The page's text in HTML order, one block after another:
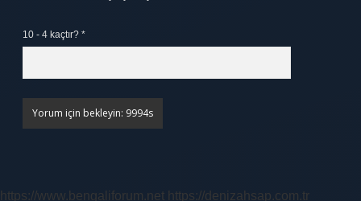
10 - 4 kaçtır? *
https://www.bengaliforum.net https://denizahsap.com.tr